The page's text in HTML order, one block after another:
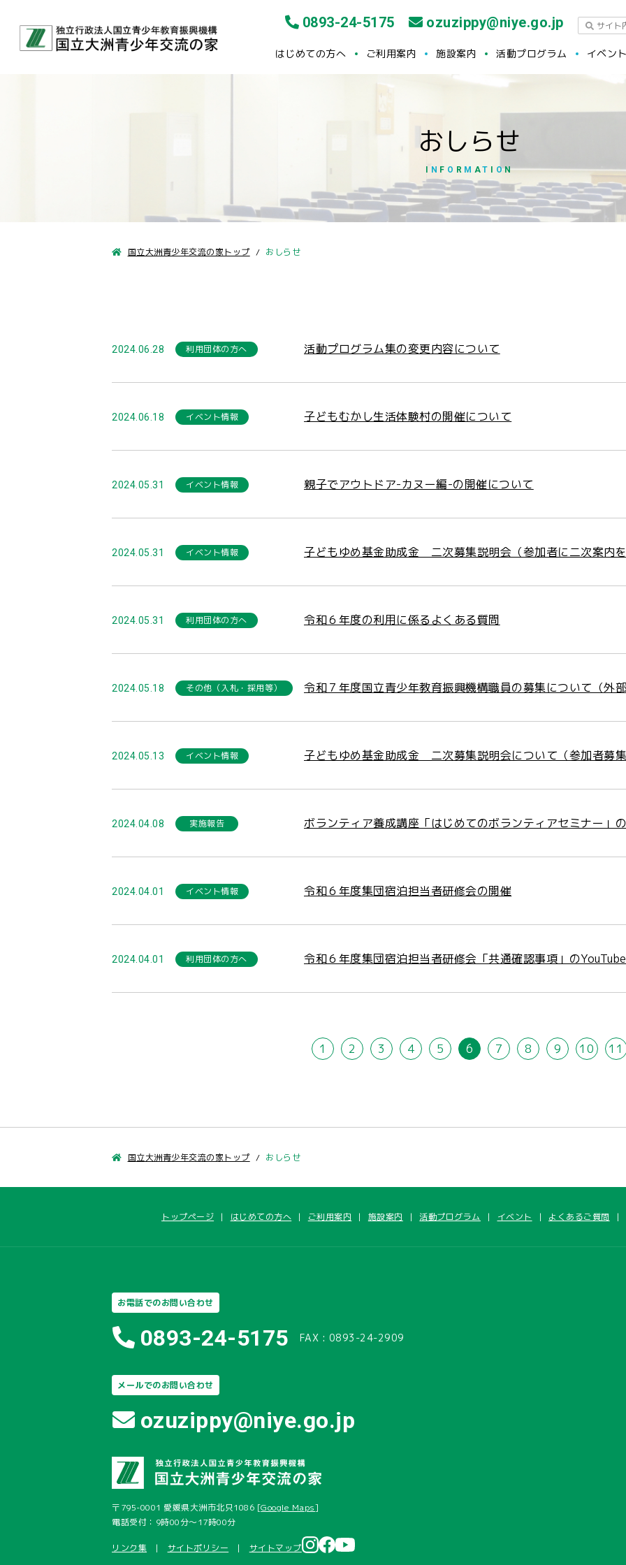
0893-24-5175 ozuzippy@niye.go.jp
はじめての方へ ご利用案内 施設案内 活動プログラム イベン
おしらせ
N F O R M AT ON
国立大洲青少年交流の家トップ おしらせ
2024.06.28 利用団体の方へ 活動プログラム集の変更内容について
2024.06.18 イベント情報 子どもむかし生活体験村の開催について
2024.05.31 イベント情報 親子でアウトドア-カヌー編-の開催について
2024.05.31 イベント情報 子どもゆめ基金助成金 二次募集説明会（参加者に二次案内
2024.05.31 利用団体の方へ 令和６年度の利用に係るよくある質問
2024.05.18 その他（入札・採用等） 令和７年度国立青少年教育振興機構職員の募集について（外
2024.05.13 イベント情報 子どもゆめ基金助成金 二次募集説明会について（参加者募
2024.04.08 実施報告 ボランティア養成講座「はじめてのボランティアセミナー」
2024.04.01 イベント情報 令和６年度集団宿泊担当者研修会の開催
2024.04.01 利用団体の方へ 令和６年度集団宿泊担当者研修会「共通確認事項」の
1 2 3 4 5 6 7 8 9 10 11
国立大洲青少年交流の家トップ おしらせ
トップページ はじめての方へ ご利用案内 施設案内 活動プログラム イベント よくあるご質問
お電話でのお問い合わせ
0893-24-5175 FAX : 0893-24-2909
メールでのお問い合わせ
ozuzippy@niye.go.jp
〒795-0001 愛媛県大洲市北只1086 [Google Maps]
電話受付：9時00分～17時00分
リンク集 サイトポリシー サイトマップ